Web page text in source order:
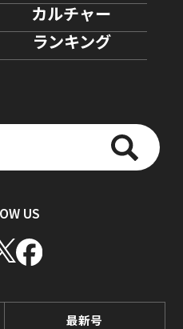
カルチャー
ランキング
US
最新号